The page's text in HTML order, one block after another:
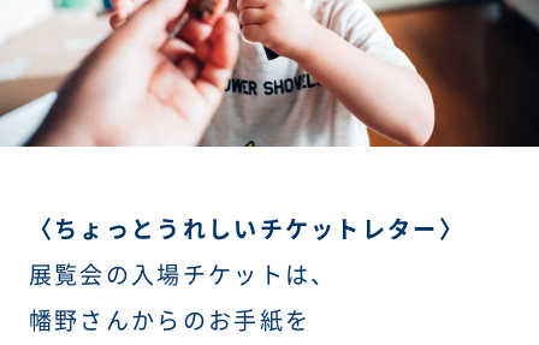
〈ちょっとうれしいチケットレター〉
展覧会の入場チケットは、
幡野さんからのお手紙を